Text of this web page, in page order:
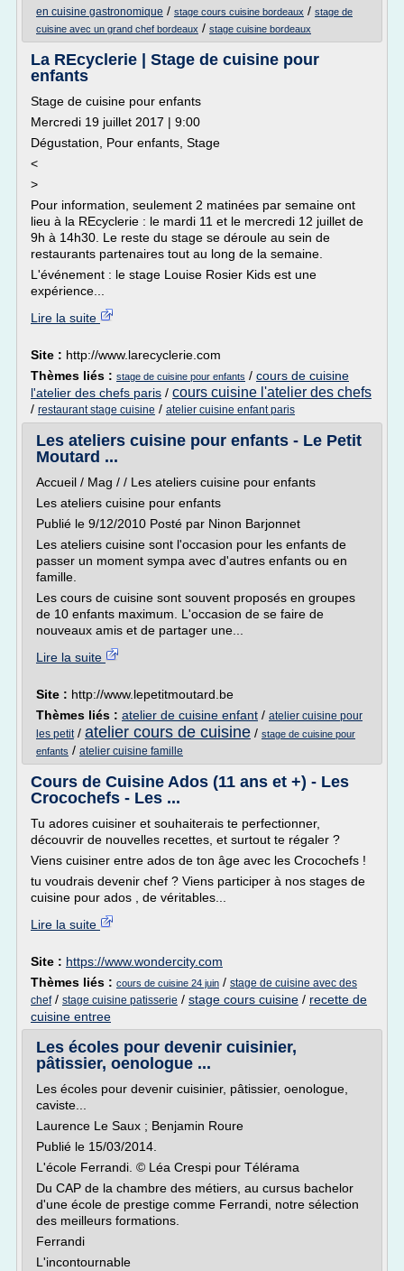
en cuisine gastronomique / stage cours cuisine bordeaux / stage de
cuisine avec un grand chef bordeaux / stage cuisine bordeaux
La REcyclerie | Stage de cuisine pour
enfants
Stage de cuisine pour enfants
Mercredi 19 juillet 2017 | 9:00
Dégustation, Pour enfants, Stage
<
>
Pour information, seulement 2 matinées par semaine ont
lieu à la REcyclerie : le mardi 11 et le mercredi 12 juillet de
9h à 14h30. Le reste du stage se déroule au sein de
restaurants partenaires tout au long de la semaine.
L'événement : le stage Louise Rosier Kids est une
expérience...
Lire la suite
Site : http://www.larecyclerie.com
Thèmes liés : stage de cuisine pour enfants / cours de cuisine
l'atelier des chefs paris / cours cuisine l'atelier des chefs
/ restaurant stage cuisine / atelier cuisine enfant paris
Les ateliers cuisine pour enfants - Le Petit
Moutard ...
Accueil / Mag / / Les ateliers cuisine pour enfants
Les ateliers cuisine pour enfants
Publié le 9/12/2010 Posté par Ninon Barjonnet
Les ateliers cuisine sont l'occasion pour les enfants de
passer un moment sympa avec d'autres enfants ou en
famille.
Les cours de cuisine sont souvent proposés en groupes
de 10 enfants maximum. L'occasion de se faire de
nouveaux amis et de partager une...
Lire la suite
Site : http://www.lepetitmoutard.be
Thèmes liés : atelier de cuisine enfant / atelier cuisine pour
les petit/ atelier cours de cuisine / stage de cuisine pour
enfants / atelier cuisine famille
Cours de Cuisine Ados (11 ans et +) - Les
Crocochefs - Les ...
Tu adores cuisiner et souhaiterais te perfectionner,
découvrir de nouvelles recettes, et surtout te régaler ?
Viens cuisiner entre ados de ton âge avec les Crocochefs !
tu voudrais devenir chef ? Viens participer à nos stages de
cuisine pour ados , de véritables...
Lire la suite
Site : https://www.wondercity.com
Thèmes liés : cours de cuisine 24 juin / stage de cuisine avec des
chef/ stage cuisine patisserie / stage cours cuisine / recette de
cuisine entree
Les écoles pour devenir cuisinier,
pâtissier, oenologue ...
Les écoles pour devenir cuisinier, pâtissier, oenologue,
caviste...
Laurence Le Saux ; Benjamin Roure
Publié le 15/03/2014.
L'école Ferrandi. © Léa Crespi pour Télérama
Du CAP de la chambre des métiers, au cursus bachelor
d'une école de prestige comme Ferrandi, notre sélection
des meilleurs formations.
Ferrandi
L'incontournable